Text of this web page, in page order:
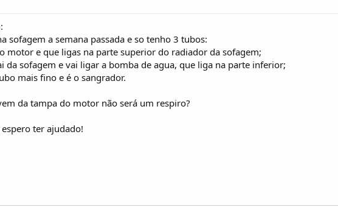
sofagem a semana passada e so tenho 3 tubos:
motor e que ligas na parte superior do radiador da sofagem;
da sofagem e vai ligar a bomba de agua, que liga na parte inferior;
mais fino e é o sangrador.
da tampa do motor não será um respiro?
ter ajudado!